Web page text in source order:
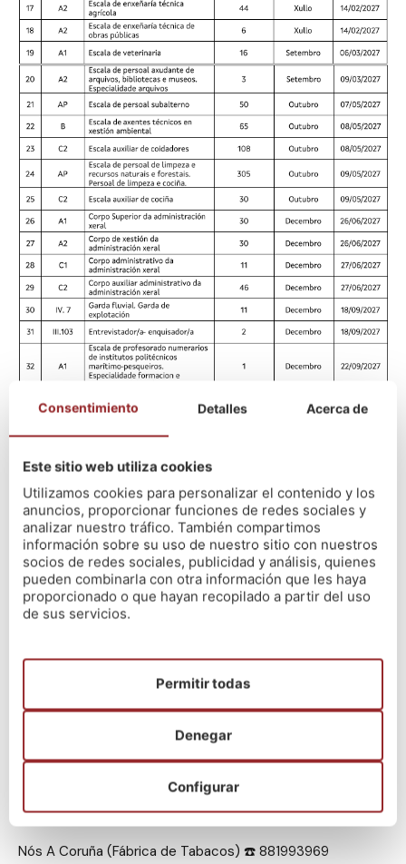
🗓️ En el calendario se detallan las fechas aproximadas en
las que se publicarán las convocatorias de cada
especialidad, así como el momento previsto para el inicio
clave para organizar el estudio, marcar objetivos realistas
y adaptar la planificación a las distintas fases del proceso.
🎯 Las especialidades incluidas corresponden a las plazas
ofertadas en laOEP 2025de la Xunta de Galicia, por lo
que este anuncio supone un paso más en la puesta en
de aspirantes.
📚 Con las fechas orientativas sobre la mesa, es el
momento perfecto para reforzar la preparación y afrontar
con determinación el proceso selectivo de 2026.
🚀 Si quieres preparar alguna de las especialidades
incluidas en este calendario, solo tienes que contactar
con cualquiera de nuestros centros:
Nós A Coruña (Fábrica de Tabacos) ☎️ 881993969
Consentimiento Detalles Acerca de
Este sitio web utiliza cookies
Utilizamos cookies para personalizar el contenido y los
anuncios, proporcionar funciones de redes sociales y
analizar nuestro tráfico. También compartimos
información sobre su uso de nuestro sitio con nuestros
socios de redes sociales, publicidad y análisis, quienes
pueden combinarla con otra información que les haya
proporcionado o que hayan recopilado a partir del uso
de sus servicios.
Configurar
Denegar
Permitir todas